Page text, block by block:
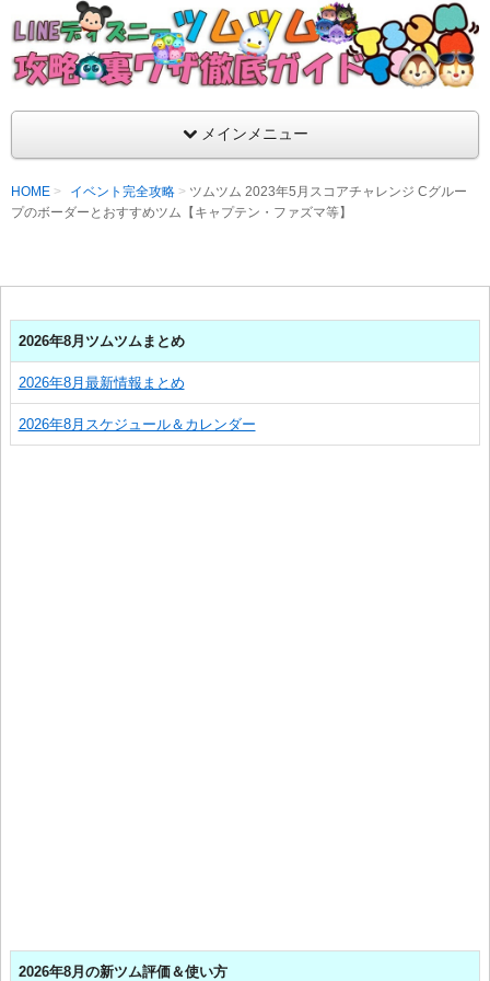
LINEディズニー ツムツム攻略・裏ワザ徹底
支持率No1！痒いところに手が届くツムツム攻略サイト！新ツ
ラ評価も丁寧に解説！ツムツムを120％楽しめるサイトを目指し
メインメニュー
HOME イベント完全攻略
ツムツム 2023年5月スコアチャレンジ Cグルー
プのボーダーとおすすめツム【キャプテン・ファズマ等】
2026年8月ツムツムまとめ
2026年8月最新情報まとめ
2026年8月スケジュール＆カレンダー
2026年8月の新ツム評価＆使い方